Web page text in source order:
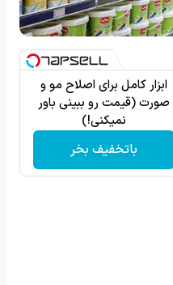
ابزار کامل برای اصلاح مو و
صورت (قیمت رو ببینی باور
نمیکنی!)
باتخفیف بخر